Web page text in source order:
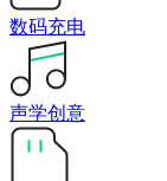
数码充电
声学创意